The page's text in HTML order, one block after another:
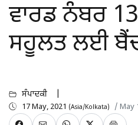
ਵਾਰਡ ਨੰਬਰ
ਸਹੂਲਤ ਲਈ
ਸੰਪਾਦਕੀ
17 May, 2021 (Asia/Kolkata) / May